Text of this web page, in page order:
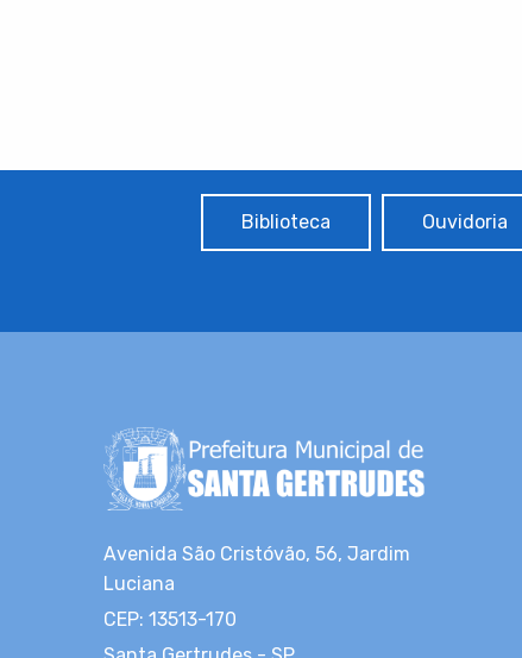
Biblioteca Ouvidoria
Avenida São Cristóvão, 56, Jardim
Luciana
CEP: 13513-170